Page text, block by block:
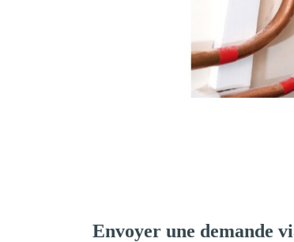
Envoyer une demande